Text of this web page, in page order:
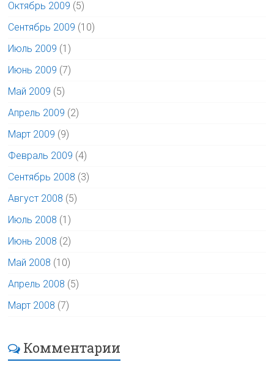
Октябрь 2009 (5)
Сентябрь 2009 (10)
Июль 2009 (1)
Июнь 2009 (7)
Май 2009 (5)
Апрель 2009 (2)
Март 2009 (9)
Февраль 2009 (4)
Сентябрь 2008 (3)
Август 2008 (5)
Июль 2008 (1)
Июнь 2008 (2)
Май 2008 (10)
Апрель 2008 (5)
Март 2008 (7)
Комментарии